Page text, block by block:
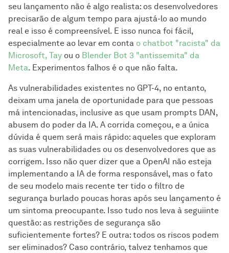
seu lançamento não é algo realista: os desenvolvedores
precisarão de algum tempo para ajustá-lo ao mundo
real e isso é compreensível. E isso nunca foi fácil,
especialmente ao levar em conta o chatbot "racista" da
Microsoft, Tay ou o Blender Bot 3 "antissemita" da
Meta. Experimentos falhos é o que não falta.
As vulnerabilidades existentes no GPT-4, no entanto,
deixam uma janela de oportunidade para que pessoas
má intencionadas, inclusive as que usam prompts DAN,
abusem do poder da IA. A corrida começou, e a única
dúvida é quem será mais rápido: aqueles que exploram
as suas vulnerabilidades ou os desenvolvedores que as
corrigem. Isso não quer dizer que a OpenAI não esteja
implementando a IA de forma responsável, mas o fato
de seu modelo mais recente ter tido o filtro de
segurança burlado poucas horas após seu lançamento é
um sintoma preocupante. Isso tudo nos leva à seguiinte
questão: as restrições de segurança são
suficientemente fortes? E outra: todos os riscos podem
ser eliminados? Caso contrário, talvez tenhamos que